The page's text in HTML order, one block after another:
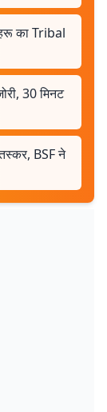
का Tribal
30 मिनट
BSF ने